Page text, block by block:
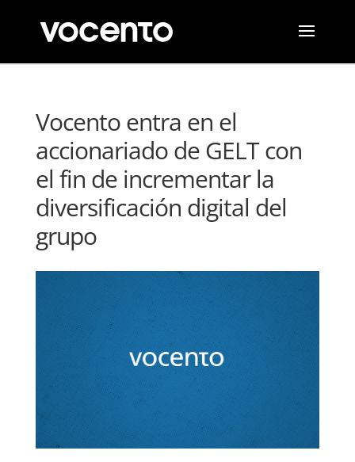
Vocento entra en el
accionariado de GELT con
el fin de incrementar la
diversificación digital del
grupo